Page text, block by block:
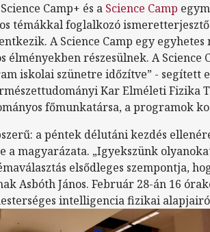
Camp+ és a Science Camp
témákkal foglalkozó
A Science Camp egy
élményekben részesülnek. A Science
iskolai szünetre időzítve” - segített
Kar Elméleti Fizika
főmunkatársa, a programok
a péntek délutáni kezdés
a magyarázata. „Igyekszünk
elsődleges szempontja,
Asbóth János. Február 28-án 16
intelligencia fizikai